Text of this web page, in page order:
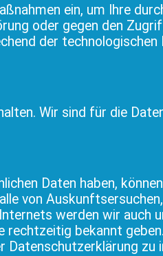
ein, um Ihre
oder gegen den
der
Wir sind für die
Daten haben,
von
werden wir auch
rechtzeitig bekannt
Datenschutzerklärung zu